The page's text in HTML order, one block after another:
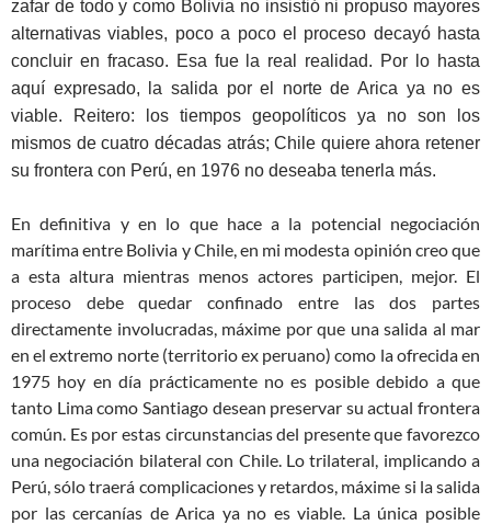
zafar de todo y como Bolivia no insistió ni propuso mayores
alternativas viables, poco a poco el proceso decayó hasta
concluir en fracaso. Esa fue la real realidad. Por lo hasta
aquí expresado, la salida por el norte de Arica ya no es
viable. Reitero: los tiempos geopolíticos ya no son los
mismos de cuatro décadas atrás; Chile quiere ahora retener
su frontera con Perú, en 1976 no deseaba tenerla más.
En definitiva y en lo que hace a la potencial negociación
marítima entre Bolivia y Chile, en mi modesta opinión creo que
a esta altura mientras menos actores participen, mejor. El
proceso debe quedar confinado entre las dos partes
directamente involucradas, máxime por que una salida al mar
en el extremo norte (territorio ex peruano) como la ofrecida en
1975 hoy en día prácticamente no es posible debido a que
tanto Lima como Santiago desean preservar su actual frontera
común. Es por estas circunstancias del presente que favorezco
una negociación bilateral con Chile. Lo trilateral, implicando a
Perú, sólo traerá complicaciones y retardos, máxime si la salida
por las cercanías de Arica ya no es viable. La única posible